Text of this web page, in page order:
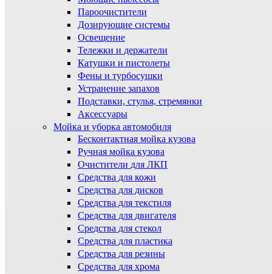
Пароочистители
Дозирующие системы
Освещение
Тележки и держатели
Катушки и пистолеты
Фены и турбосушки
Устранение запахов
Подставки, стулья, стремянки
Аксессуары
Мойка и уборка автомобиля
Бесконтактная мойка кузова
Ручная мойка кузова
Очистители для ЛКП
Средства для кожи
Средства для дисков
Средства для текстиля
Средства для двигателя
Средства для стекол
Средства для пластика
Средства для резины
Средства для хрома